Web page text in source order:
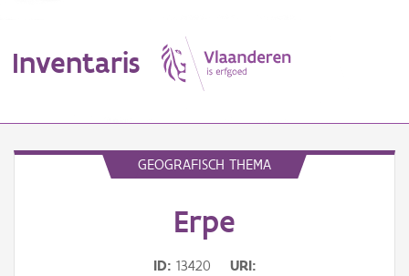
Inventaris
GEOGRAFISCH THEMA
Erpe
ID 13420
URI